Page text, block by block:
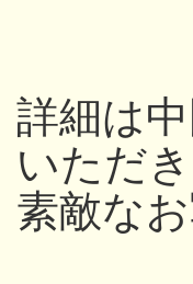
詳細は
いただき
素敵な